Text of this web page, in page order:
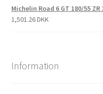
Michelin Road 6 GT 180/55
1,501.26 DKK
Information